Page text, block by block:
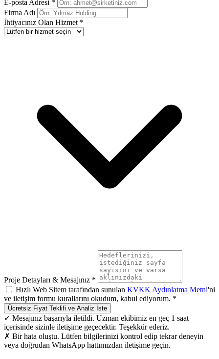
E-posta Adresi *
Firma Adı
İhtiyacınız Olan Hizmet *
Proje Detayları & Mesajınız *
Hızlı Web Sitem tarafından sunulan KVKK Aydınlatma Metni'ni
ve iletişim formu kurallarını okudum, kabul ediyorum. *
Ücretsiz Fiyat Teklifi ve Analiz İste
✓ Mesajınız başarıyla iletildi. Uzman ekibimiz en geç 1 saat
içerisinde sizinle iletişime geçecektir. Teşekkür ederiz.
✗ Bir hata oluştu. Lütfen bilgilerinizi kontrol edip tekrar deneyin
veya doğrudan WhatsApp hattımızdan iletişime geçin.